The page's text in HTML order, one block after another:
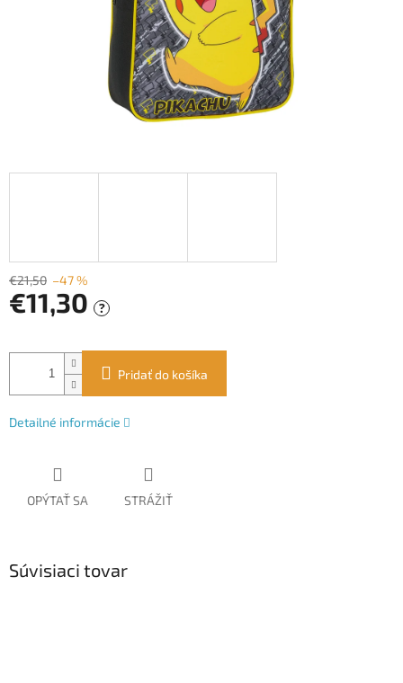
€21,50 –47 %
€11,30 ?
cena:
Pridať do košíka
Detailné informácie
OPÝTAŤ SA STRÁŽIŤ
Súvisiaci tovar